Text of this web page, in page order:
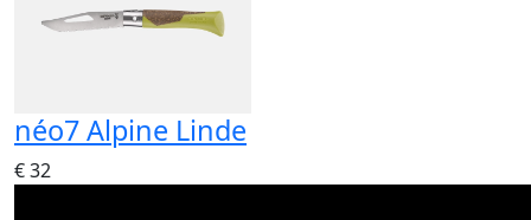
néo7 Alpine Linde
€ 32